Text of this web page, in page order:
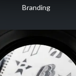
Branding